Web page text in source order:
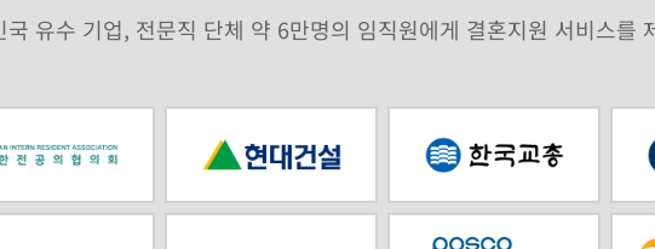
유수 기업, 전문직 단체 약 6만명의 임직원에게 결혼지원 서비스를